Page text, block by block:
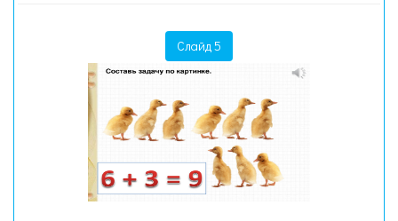
Слайд 5